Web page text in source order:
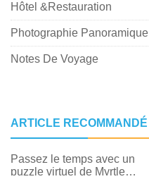
Hôtel &Restauration
Photographie Panoramique
Notes De Voyage
ARTICLE RECOMMANDÉ
Passez le temps avec un
puzzle virtuel de Myrtle